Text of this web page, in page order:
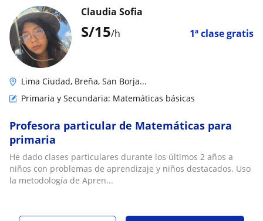
S/15/h 1ª clase gratis
Claudia Sofia
Lima Ciudad, Breña, San Borja...
Primaria y Secundaria: Matemáticas básicas
Profesora particular de Matemáticas para
primaria
He dado clases particulares durante los últimos 2 años a
niños con problemas de aprendizaje y niños destacados. Uso
la metodología de Apren...